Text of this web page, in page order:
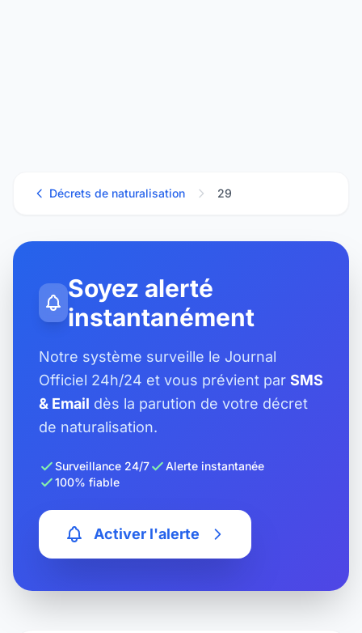
Décrets de naturalisation 29
Soyez alerté
instantanément
Notre système surveille le Journal
Officiel 24h/24 et vous prévient par SMS
& Email dès la parution de votre décret
de naturalisation.
Surveillance 24/7
Alerte instantanée
100% fiable
Activer l'alerte